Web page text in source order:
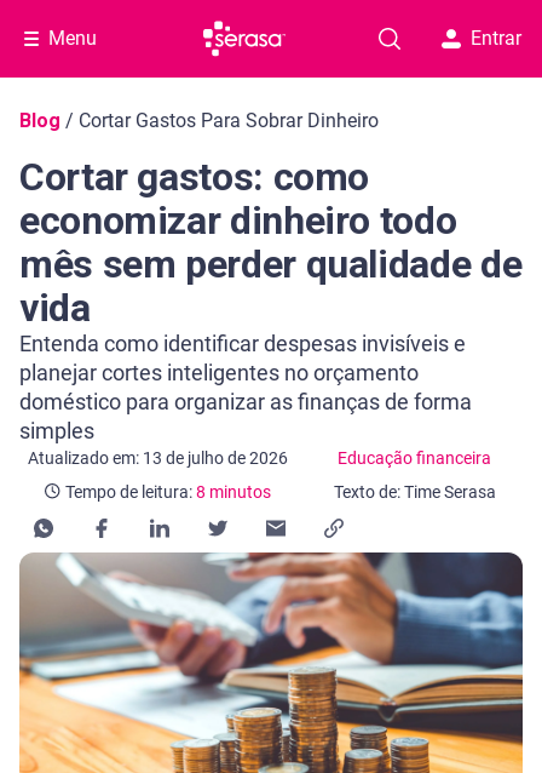
Menu Entrar
Navegação do blog
Blog / Cortar Gastos Para Sobrar Dinheiro
Cortar gastos: como
economizar dinheiro todo
mês sem perder qualidade de
vida
Entenda como identificar despesas invisíveis e
planejar cortes inteligentes no orçamento
doméstico para organizar as finanças de forma
simples
Atualizado em: 13 de julho de 2026 Educação financeira
Categoria Educação financeira
Tempo de leitura:8 minutos
Tempo de leitura: 8 minutos
Texto de: Time Serasa